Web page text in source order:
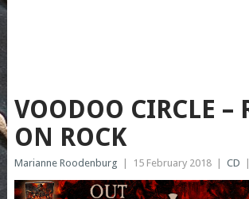
VOODOO CIRCLE –
ON ROCK
Marianne Roodenburg 15 February 2018 CD